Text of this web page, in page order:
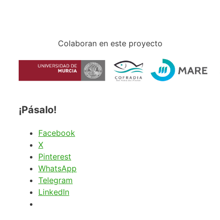
Colaboran en este proyecto
¡Pásalo!
Facebook
X
Pinterest
WhatsApp
Telegram
LinkedIn